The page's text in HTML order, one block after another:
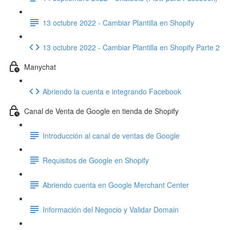
13 octubre 2022 - Cambiar Plantilla en Shopify
13 octubre 2022 - Cambiar Plantilla en Shopify Parte 2
Manychat
Abriendo la cuenta e integrando Facebook
Canal de Venta de Google en tienda de Shopify
Introducción al canal de ventas de Google
Requisitos de Google en Shopify
Abriendo cuenta en Google Merchant Center
Información del Negocio y Validar Domain